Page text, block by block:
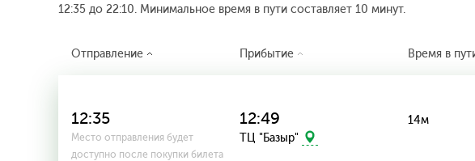
12:35 до 22:10. Минимальное время в пути составляет 10 минут.
Отправление Прибытие Время в
12:35
Место отправления будет
доступно после покупки билета
12:49
ТЦ "Базыр"
14м